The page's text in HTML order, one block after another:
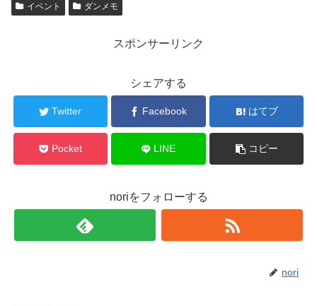
イベント ダンメモ
スポンサーリンク
シェアする
Twitter Facebook はてブ
Pocket LINE コピー
noriをフォローする
nori